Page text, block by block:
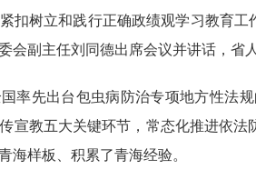
扣树立和践行正确政绩观学习教育工
会副主任刘同德出席会议并讲话 ， 省
率先出台包虫病防治专项地方性法
宣教五大关键环节，常态化推进依
海样板、积累了青海经验。